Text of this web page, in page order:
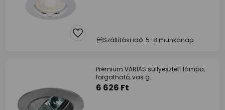
Szállítási idő: 5-8 munkanap
Prémium VARIAS süllyesztett lámpa,
forgatható, vas g.
6 626 Ft